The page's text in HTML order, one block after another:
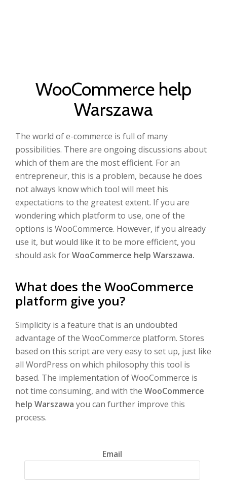
WooCommerce help
Warszawa
The world of e-commerce is full of many
possibilities. There are ongoing discussions about
which of them are the most efficient. For an
entrepreneur, this is a problem, because he does
not always know which tool will meet his
expectations to the greatest extent. If you are
wondering which platform to use, one of the
options is WooCommerce. However, if you already
use it, but would like it to be more efficient, you
should ask forWooCommerce help Warszawa.
What does the WooCommerce
platform give you?
Simplicity is a feature that is an undoubted
advantage of the WooCommerce platform. Stores
based on this script are very easy to set up, just like
all WordPress on which philosophy this tool is
based. The implementation of WooCommerce is
not time consuming, and with the WooCommerce
help Warszawa you can further improve this
process.
Email